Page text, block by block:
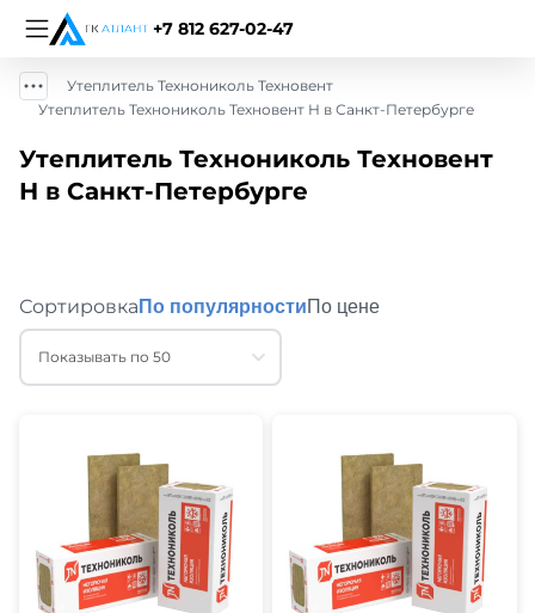
+7 812 627-02-47
Утеплитель Технониколь Техновент
Утеплитель Технониколь Техновент Н в Санкт-Петербурге
Утеплитель Технониколь Техновент
Н в Санкт-Петербурге
Сортировка По популярностиПо цене
Показывать по 50